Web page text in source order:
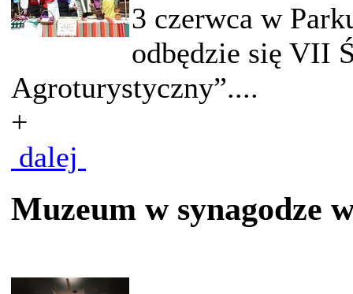
3 czerwca w
odbędzie się VII
Agroturystyczny”....
+
dalej
Muzeum w synagodze